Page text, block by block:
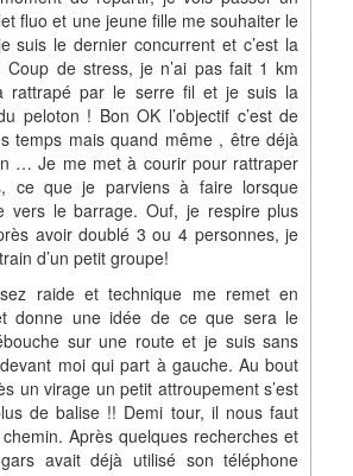
fluo et une jeune fille me souhaiter le
suis le dernier concurrent et c’est la
Coup de stress, je n’ai pas fait 1 km
rattrapé par le serre fil et je suis la
peloton ! Bon OK l’objectif c’est de
temps mais quand même , être déjà
… Je me met à courir pour rattraper
ce que je parviens à faire lorsque
vers le barrage. Ouf, je respire plus
avoir doublé 3 ou 4 personnes, je
d’un petit groupe!
raide et technique me remet en
donne une idée de ce que sera le
sur une route et je suis sans
moi qui part à gauche. Au bout
un virage un petit attroupement s’est
de balise !! Demi tour, il nous faut
Après quelques recherches et
avait déjà utilisé son téléphone